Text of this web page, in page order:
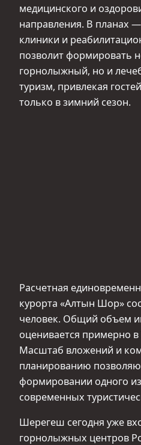
медицинского и
направления. В планах
клиники и
позволит формировать
горнолыжный, но и
туризм, привлекая
только в зимний сезон.
Расчетная
курорта «Алтын Шор»
человек. Общий объем
оценивается примерно
Масштаб вложений и
планированию
формировании одного
современных
Шерегеш сегодня уже
горнолыжных центров